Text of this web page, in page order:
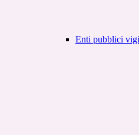
Enti pubblici